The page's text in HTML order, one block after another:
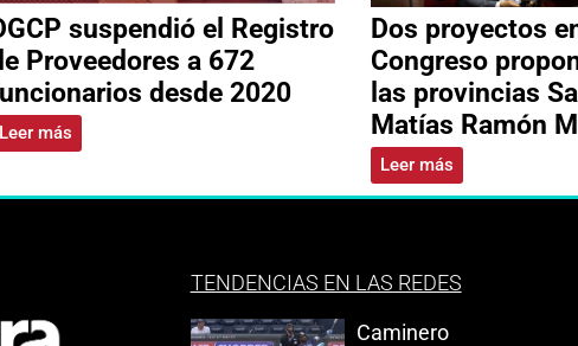
suspendió el Registro
Proveedores a 672
desde 2020
Leer más
Dos proyectos
Congreso
las provincias
Matías Ramón
Leer más
TENDENCIAS EN LAS REDES
Caminero